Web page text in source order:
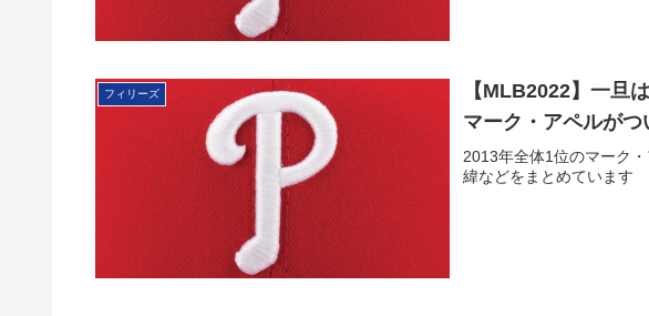
フィリーズ
【MLB2022】一旦
マーク・アペルが
2013年全体1位のマーク
緯などをまとめています